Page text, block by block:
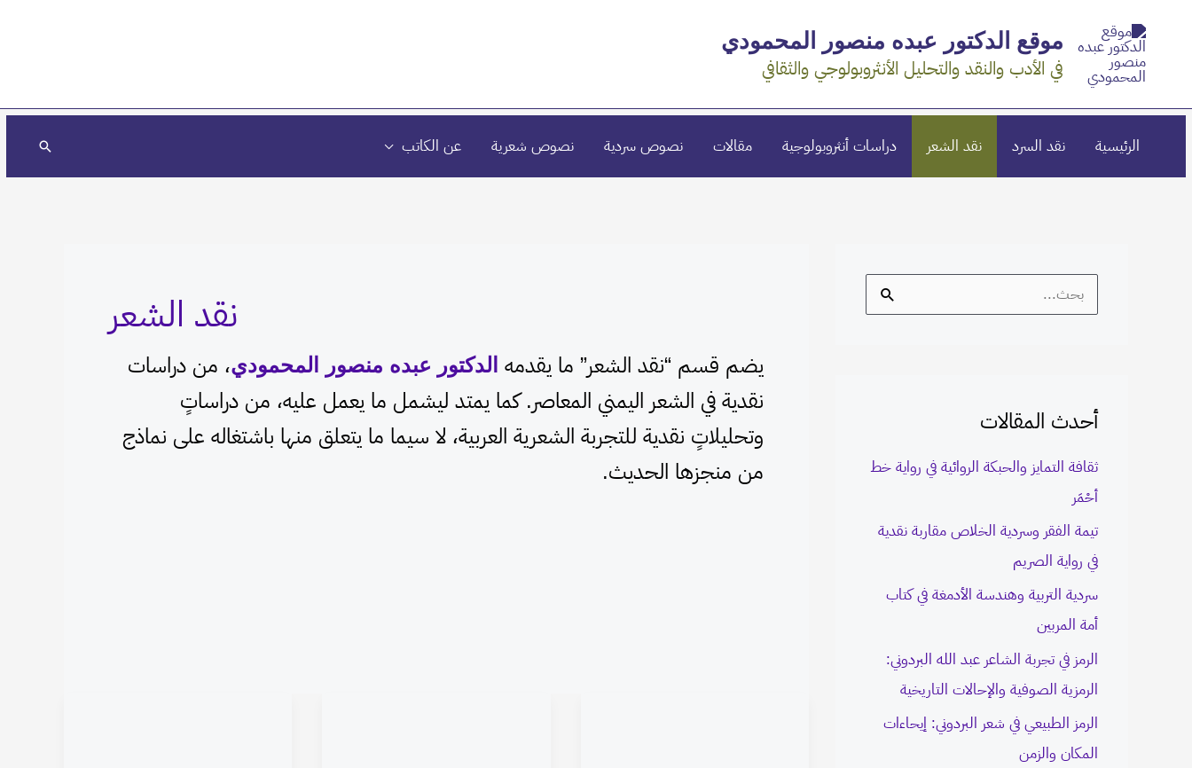
المحتوى
موقع الدكتور عبده منصور المحمودي
في الأدب والنقد والتحليل الأنثروبولوجي والثقافي
الرئيسية نقد السرد نقد الشعر دراسات أنثروبولوجية مقالات نصوص سردية نصوص شعرية عن الكاتب البحث
c
r
:
أحدث المقالات
ثقافة التمايز والحبكة الروائية في رواية خط
أحْمَر
تيمة الفقر وسردية الخلاص مقاربة نقدية
في رواية الصريم
سردية التربية وهندسة الأدمغة في كتاب
أمة المربين
الرمز في تجربة الشاعر عبد الله البردوني:
الرمزية الصوفية والإحالات التاريخية
الرمز الطبيعي في شعر البردوني: إيحاءات
المكان والزمن
نقد الشعر
يضم قسم “نقد الشعر” ما يقدمه الدكتور عبده منصور المحمودي، من دراسات
نقدية في الشعر اليمني المعاصر. كما يمتد ليشمل ما يعمل عليه، من دراساتٍ
وتحليلاتٍ نقدية للتجربة الشعرية العربية، لا سيما ما يتعلق منها باشتغاله على نماذج
من منجزها الحديث.